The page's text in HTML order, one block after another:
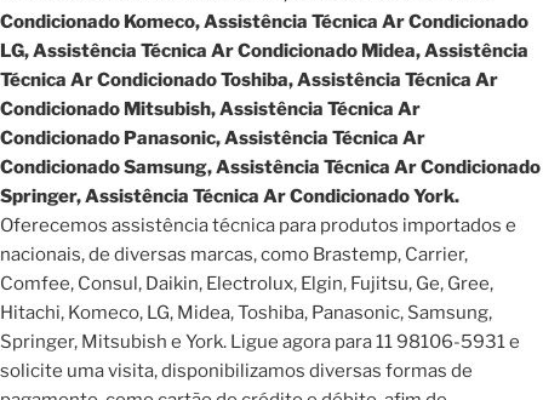
Condicionado Komeco, Assistência Técnica Ar Condicionado
LG, Assistência Técnica Ar Condicionado Midea, Assistência
Técnica Ar Condicionado Toshiba, Assistência Técnica Ar
Condicionado Mitsubish, Assistência Técnica Ar
Condicionado Panasonic, Assistência Técnica Ar
Condicionado Samsung, Assistência Técnica Ar Condicionado
Springer, Assistência Técnica Ar Condicionado York.
Oferecemos assistência técnica para produtos importados e
nacionais, de diversas marcas, como Brastemp, Carrier,
Comfee, Consul, Daikin, Electrolux, Elgin, Fujitsu, Ge, Gree,
Hitachi, Komeco, LG, Midea, Toshiba, Panasonic, Samsung,
Springer, Mitsubish e York. Ligue agora para 11 98106-5931 e
solicite uma visita, disponibilizamos diversas formas de